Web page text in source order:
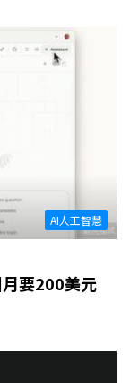
AI人工智慧
要200美元